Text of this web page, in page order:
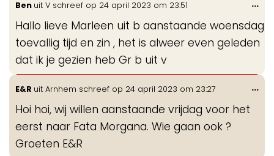
Ben uit V schreef op 24 april 2023 om 23:51
Hallo lieve Marleen uit b aanstaande woensdag
toevallig tijd en zin , het is alweer even geleden
dat ik je gezien heb Gr b uit v
...
E&R uit Arnhem schreef op 24 april 2023 om 23:27
Hoi hoi, wij willen aanstaande vrijdag voor het
eerst naar Fata Morgana. Wie gaan ook ?
Groeten E&R
...